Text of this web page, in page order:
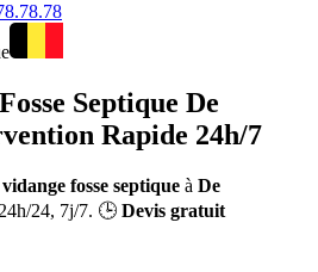
Septique De
Rapide 24h/7
vidange fosse septique à De
24, 7j/7. 🕒 Devis gratuit